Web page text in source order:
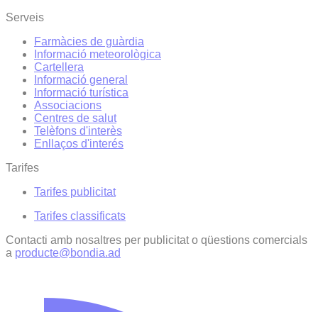
Serveis
Farmàcies de guàrdia
Informació meteorològica
Cartellera
Informació general
Informació turística
Associacions
Centres de salut
Telèfons d'interès
Enllaços d'interés
Tarifes
Tarifes publicitat
Tarifes classificats
Contacti amb nosaltres per publicitat o qüestions comercials
a producte@bondia.ad